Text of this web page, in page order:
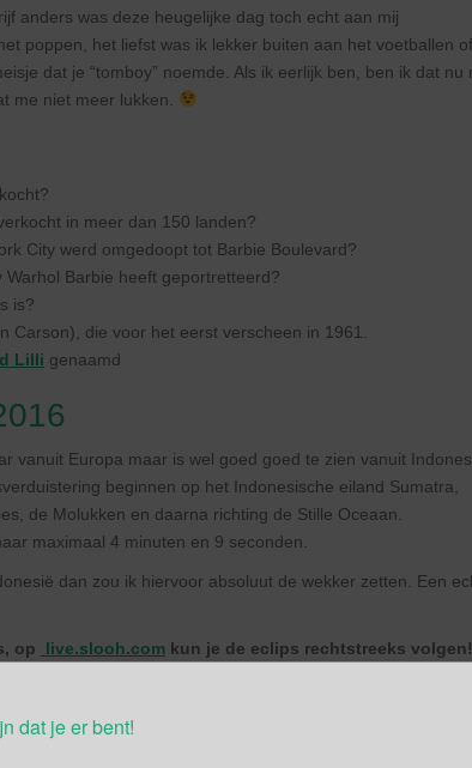
dat je er bent!
anders was deze heugelijke dag toch echt aan mij
poppen, het liefst was ik lekker buiten aan het voetballen
dat je “tomboy” noemde. Als ik eerlijk ben, ben ik dat nu
me niet meer lukken.
in meer dan 150 landen?
City werd omgedoopt tot Barbie Boulevard?
Barbie heeft geportretteerd?
is?
die voor het eerst verscheen in 1961.
Lilli genaamd
vanuit Europa maar is wel goed goed te zien vanuit
beginnen op het Indonesische eiland Sumatra,
de Molukken en daarna richting de Stille Oceaan.
maximaal 4 minuten en 9 seconden.
dan zou ik hiervoor absoluut de wekker zetten. Een
op live.slooh.com kun je de eclips rechtstreeks volgen!